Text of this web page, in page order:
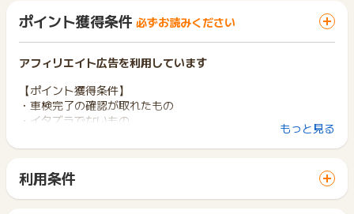
ポイント獲得条件 必ずお読みください
アフィリエイト広告を利用しています
【ポイント獲得条件】
・車検完了の確認が取れたもの
・イタズラでないもの
【ポイント獲得対象外条件】
・イタズラ
もっと見る
利用条件